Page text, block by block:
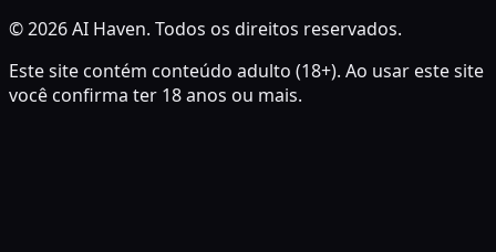
© 2026 AI Haven. Todos os direitos reservados.
Este site contém conteúdo adulto (18+). Ao usar este site
você confirma ter 18 anos ou mais.